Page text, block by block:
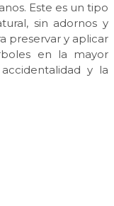
Este es un tipo
sin adornos y
preservar y aplicar
en la mayor
y la